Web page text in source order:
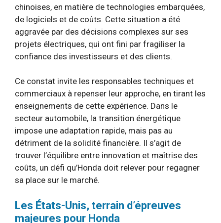
chinoises, en matière de technologies embarquées,
de logiciels et de coûts. Cette situation a été
aggravée par des décisions complexes sur ses
projets électriques, qui ont fini par fragiliser la
confiance des investisseurs et des clients.
Ce constat invite les responsables techniques et
commerciaux à repenser leur approche, en tirant les
enseignements de cette expérience. Dans le
secteur automobile, la transition énergétique
impose une adaptation rapide, mais pas au
détriment de la solidité financière. Il s’agit de
trouver l’équilibre entre innovation et maîtrise des
coûts, un défi qu’Honda doit relever pour regagner
sa place sur le marché.
Les États-Unis, terrain d’épreuves
majeures pour Honda